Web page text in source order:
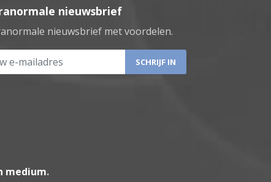
nieuwsbrief
nieuwsbrief met voordelen.
e-mailadres
medium.